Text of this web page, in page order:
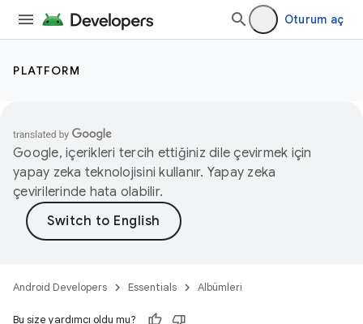
Oturum aç
PLATFORM
Google, içerikleri tercih ettiğiniz dile çevirmek için
yapay zeka teknolojisini kullanır. Yapay zeka
çevirilerinde hata olabilir.
Android Developers Essentials Albümleri
Bu size yardımcı oldu mu?